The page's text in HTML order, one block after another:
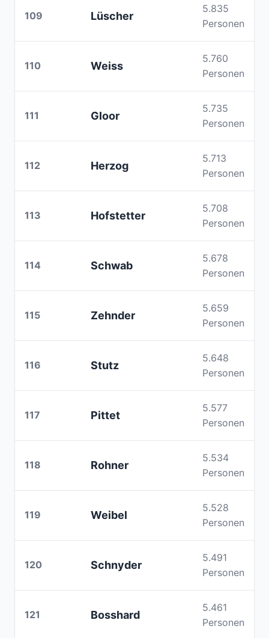
109 Lüscher
5.835
Personen
110 Weiss
5.760
Personen
111 Gloor
5.735
Personen
112 Herzog
5.713
Personen
113 Hofstetter
5.708
Personen
114 Schwab
5.678
Personen
115 Zehnder
5.659
Personen
116 Stutz
5.648
Personen
117 Pittet
5.577
Personen
118 Rohner
5.534
Personen
119 Weibel
5.528
Personen
120 Schnyder
5.491
Personen
121 Bosshard
5.461
Personen